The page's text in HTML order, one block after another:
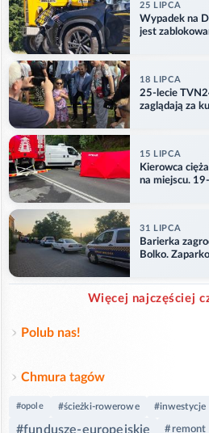
25 LIPCA
Wypadek na
jest
18 LIPCA
25-lecie
zaglądają za
15 LIPCA
Kierowca
na miejscu.
31 LIPCA
Barierka
Bolko.
Więcej najczęściej
Polub nas!
Chmura tagów
#opole #ścieżki-rowerowe #inwestycje
#fundusze-europejskie #remont